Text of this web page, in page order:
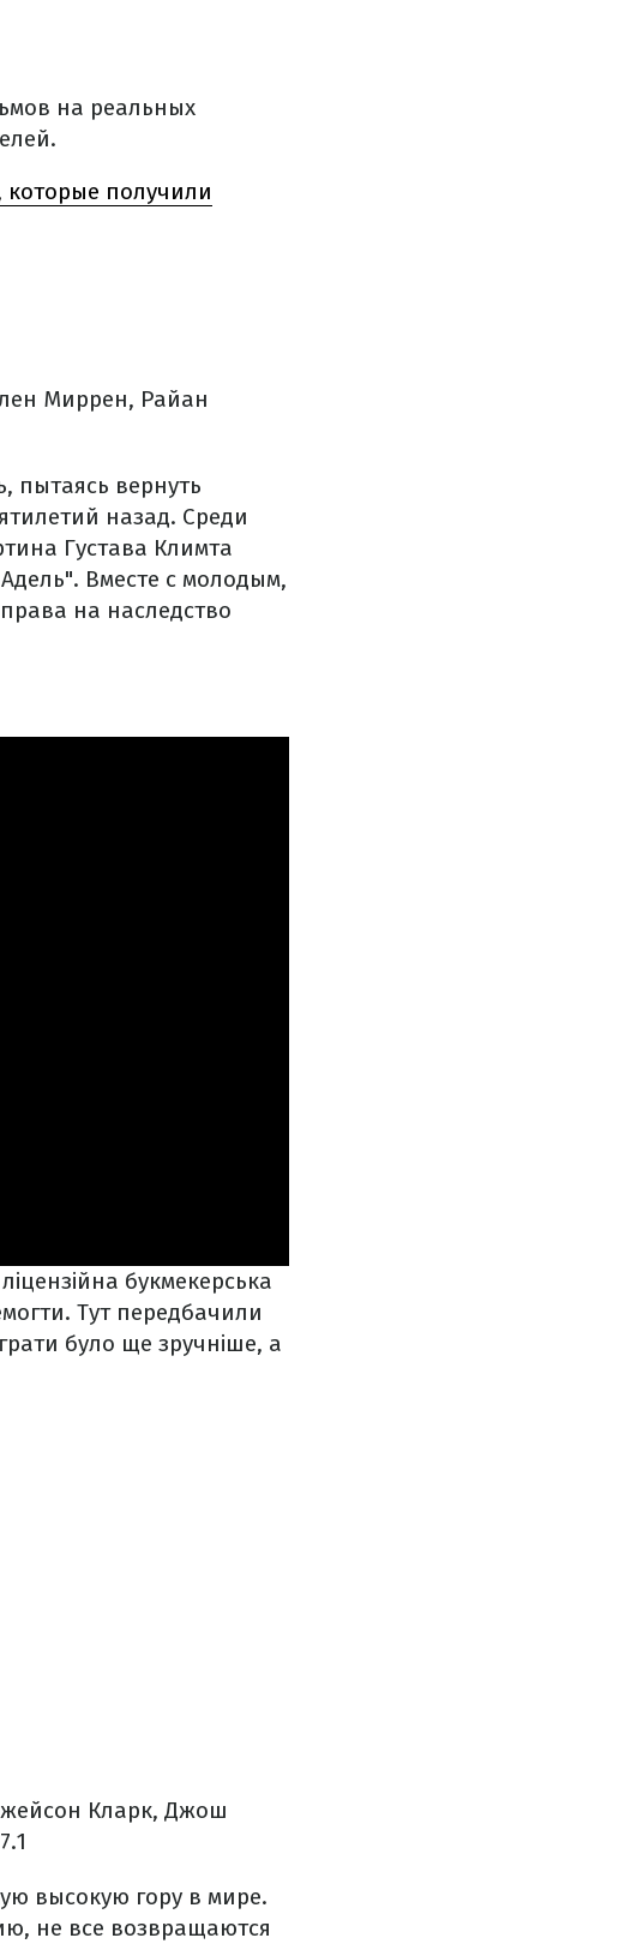
на реальных
получили
Миррен, Райан
пытаясь вернуть
назад. Среди
Густава Климта
Вместе с молодым,
на наследство
букмекерська
Тут передбачили
було ще зручніше, а
Кларк, Джош
7.1
высокую гору в мире.
не все возвращаются